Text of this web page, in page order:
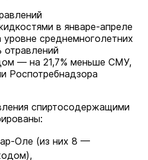
в январе-апреле
среднемноголетних
отравлений
— на 21,7% меньше СМУ,
Роспотребнадзора
спиртосодержащими
Оле (из них 8 —